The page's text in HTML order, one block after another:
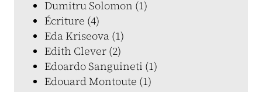
Dumitru Solomon (1)
Écriture (4)
Eda Kriseova (1)
Edith Clever (2)
Edoardo Sanguineti (1)
Edouard Montoute (1)